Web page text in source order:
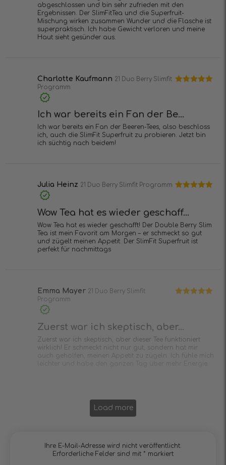
abgeschlossen und bin sehr zufrieden mit den
Ergebnissen. Der SlimFitTea und die Superfruit-
Mischung wirken zusammen Wunder und die Flasche ist
superpraktisch. Ich habe Gewicht verloren und meine
Haut sieht gesünder aus.
Charlotte Kaufmann 21 Duo Berry Slimfit
Programm
Ich war bereits ein Fan der Be...
Ich war bereits ein Fan der Beeren-Tees, also beschloss
ich, auch die SlimFit Superfruit zu probieren. Jetzt bin
ich süchtig nach beidem!
Julia Heinz 21 Duo Berry Slimfit Programm
Wow Tea hat es wieder geschaff...
Wow Tea hat es wieder geschafft! Der Double Berry Slim
Tea ist mein Favorit am Morgen – er schmeckt so gut
und zügelt meinen Appetit. Der SlimFit Superfruit ist
perfekt für nachmittags
Emma Mayer 21 Duo Berry Slimfit
Programm
Zuerst war ich skeptisch, aber...
Zuerst war ich skeptisch, aber dieser Tee funktioniert
wirklich! Er schmeckt nicht nur gut, sondern hat mir
auch geholfen, meinen Appetit zu zügeln. Ich fühle mich
Load more
Ihre E-Mail-Adresse wird nicht veröffentlicht.
Erforderliche Felder sind mit * markiert